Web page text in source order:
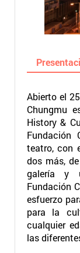
Abierto el
Chungmu
History &
Fundación
teatro, con
dos más,
galería y
Fundación
esfuerzo
para la
cualquier
las